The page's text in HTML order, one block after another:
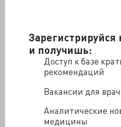
и получишь:
Доступ к базе
рекомендаций
Вакансии для
Аналитические
медицины